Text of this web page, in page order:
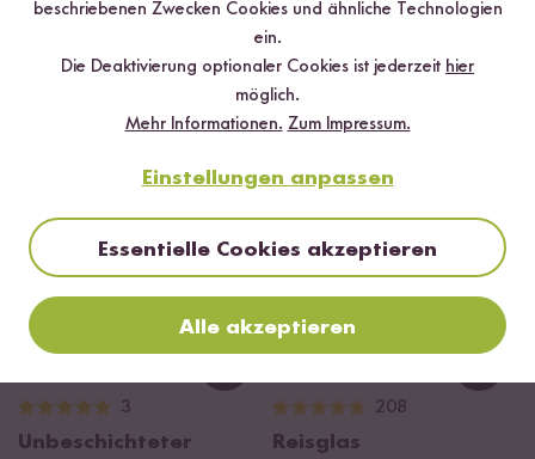
Rezeptbox
ab 29,99 €
Loading...
3
Unbeschichteter
208
Reisglas
beschriebenen Zwecken Cookies und ähnliche Technologien
ein.
Die Deaktivierung optionaler Cookies ist jederzeit hier
möglich.
Mehr Informationen. Zum Impressum.
Einstellungen anpassen
Essentielle Cookies akzeptieren
Alle akzeptieren